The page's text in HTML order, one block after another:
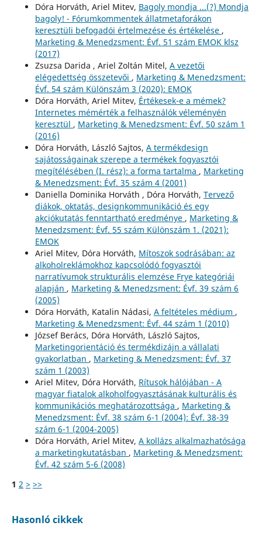
Dóra Horváth, Ariel Mitev, Bagoly mondja ...(?) Mondja
bagoly! - Fórumkommentek állatmetaforákon
keresztüli befogadói értelmezése és értékelése ,
Marketing & Menedzsment: Évf. 51 szám EMOK klsz
(2017)
Zsuzsa Darida , Ariel Zoltán Mitel, A vezetői
elégedettség összetevői , Marketing & Menedzsment:
Évf. 54 szám Különszám 3 (2020): EMOK
Dóra Horváth, Ariel Mitev, Értékesek-e a mémek?
Internetes mémérték a felhasználók véleményén
keresztül , Marketing & Menedzsment: Évf. 50 szám 1
(2016)
Dóra Horváth, László Sajtos, A termékdesign
sajátosságainak szerepe a termékek fogyasztói
megítélésében (I. rész): a forma tartalma , Marketing
& Menedzsment: Évf. 35 szám 4 (2001)
Daniella Dominika Horváth , Dóra Horváth, Tervező
diákok, oktatás, designkommunikáció és egy
akciókutatás fenntartható eredménye , Marketing &
Menedzsment: Évf. 55 szám Különszám 1. (2021):
EMOK
Ariel Mitev, Dóra Horváth, Mítoszok sodrásában: az
alkoholreklámokhoz kapcsolódó fogyasztói
narratívumok strukturális elemzése Frye kategóriái
alapján , Marketing & Menedzsment: Évf. 39 szám 6
(2005)
Dóra Horváth, Katalin Nádasi, A feltételes médium ,
Marketing & Menedzsment: Évf. 44 szám 1 (2010)
József Berács, Dóra Horváth, László Sajtos,
Marketingorientáció és termékdizájn a vállalati
gyakorlatban , Marketing & Menedzsment: Évf. 37
szám 1 (2003)
Ariel Mitev, Dóra Horváth, Rítusok hálójában - A
magyar fiatalok alkoholfogyasztásának kulturális és
kommunikációs meghatározottsága , Marketing &
Menedzsment: Évf. 38 szám 6-1 (2004): Évf. 38-39
szám 6-1 (2004-2005)
Dóra Horváth, Ariel Mitev, A kollázs alkalmazhatósága
a marketingkutatásban , Marketing & Menedzsment:
Évf. 42 szám 5-6 (2008)
1 2 > >>
Hasonló cikkek